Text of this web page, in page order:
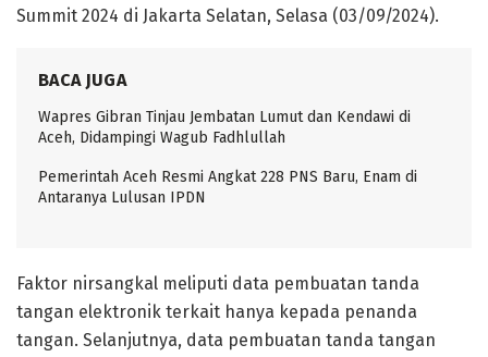
Summit 2024 di Jakarta Selatan, Selasa (03/09/2024).
BACA JUGA
Wapres Gibran Tinjau Jembatan Lumut dan Kendawi di
Aceh, Didampingi Wagub Fadhlullah
Pemerintah Aceh Resmi Angkat 228 PNS Baru, Enam di
Antaranya Lulusan IPDN
Faktor nirsangkal meliputi data pembuatan tanda
tangan elektronik terkait hanya kepada penanda
tangan. Selanjutnya, data pembuatan tanda tangan